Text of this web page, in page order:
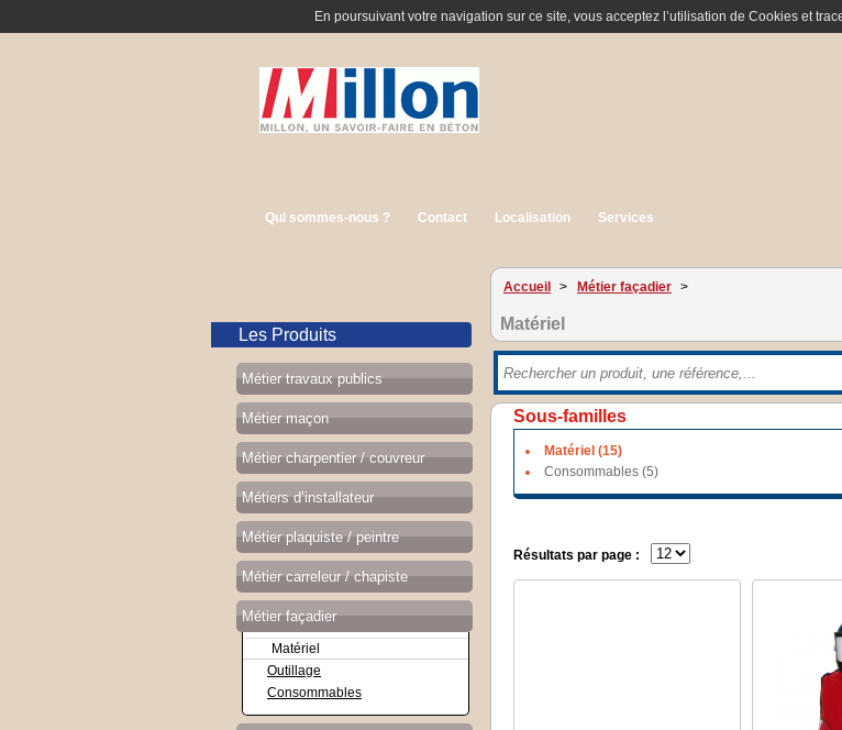
En poursuivant votre navigation sur ce site, vous acceptez l’utilisation de Cookies et
Qui sommes-nous ? Contact Localisation Services
Les Produits
Métier travaux publics
Métier maçon
Métier charpentier / couvreur
Métiers d’installateur
Métier plaquiste / peintre
Métier carreleur / chapiste
Métier façadier
Matériel
Outillage
Consommables
Accueil > Métier façadier >
Matériel
Sous-familles
Matériel (15)
Consommables (5)
Résultats par page :